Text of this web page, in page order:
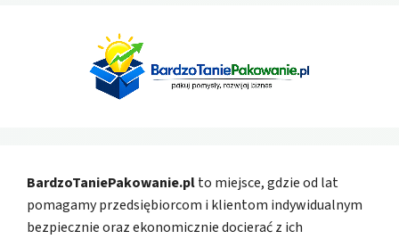
BardzoTaniePakowanie.plto miejsce, gdzie od lat
pomagamy przedsiębiorcom i klientom indywidualnym
bezpiecznie oraz ekonomicznie docierać z ich